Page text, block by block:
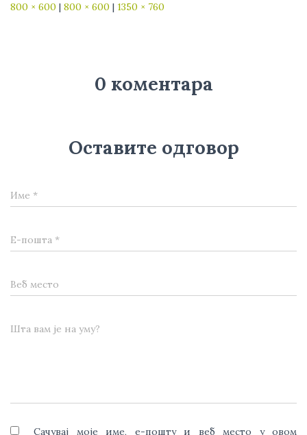
800 × 600 | 800 × 600 | 1350 × 760
0 коментара
Оставите одговор
Име *
Е-пошта *
Веб место
Шта вам је на уму?
Сачувај моје име, е-пошту и веб место у овом